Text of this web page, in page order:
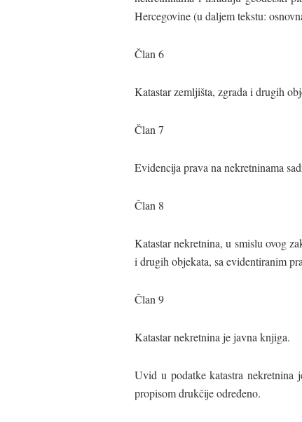
Hercegovine (u daljem tekstu:
Član 6
Katastar zemljišta, zgrada i drugih
Član 7
Evidencija prava na nekretninama
Član 8
Katastar nekretnina, u smislu ovog
i drugih objekata, sa evidentiranim
Član 9
Katastar nekretnina je javna knjiga.
Uvid u podatke katastra
propisom drukčije određeno.